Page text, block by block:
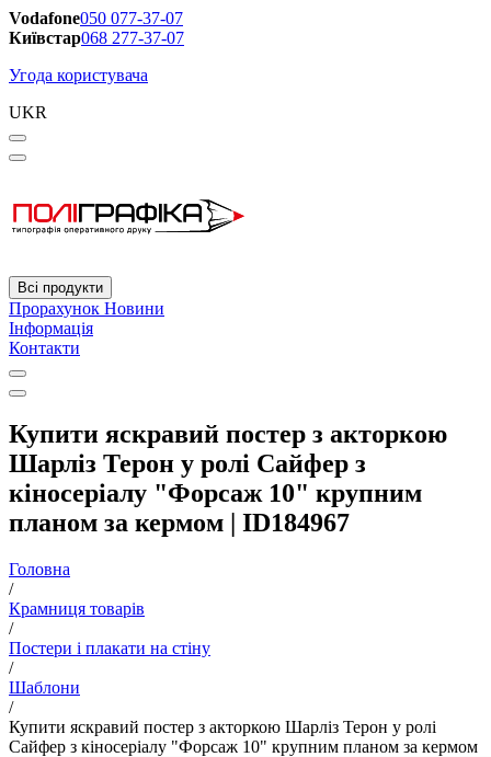
Vodafone050 077-37-07
Київстар068 277-37-07
Угода користувача
UKR
Всі продукти
Прорахунок Новини
Інформація
Контакти
Купити яскравий постер з акторкою
Шарліз Терон у ролі Сайфер з
кіносеріалу "Форсаж 10" крупним
планом за кермом | ID184967
Головна
/
Крамниця товарів
/
Постери і плакати на стіну
/
Шаблони
/
Купити яскравий постер з акторкою Шарліз Терон у ролі
Сайфер з кіносеріалу "Форсаж 10" крупним планом за кермом